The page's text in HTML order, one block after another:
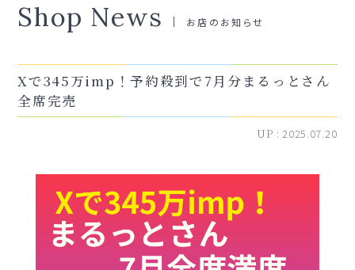
Shop News お店のお知らせ
Xで345万imp！予約殺到で7月分まるっとさん
全席完売
UP :2025.07.20